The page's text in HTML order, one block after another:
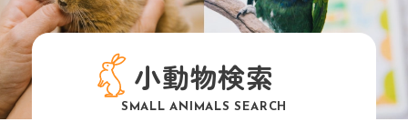
小動物検索
SMALL ANIMALS SEARCH